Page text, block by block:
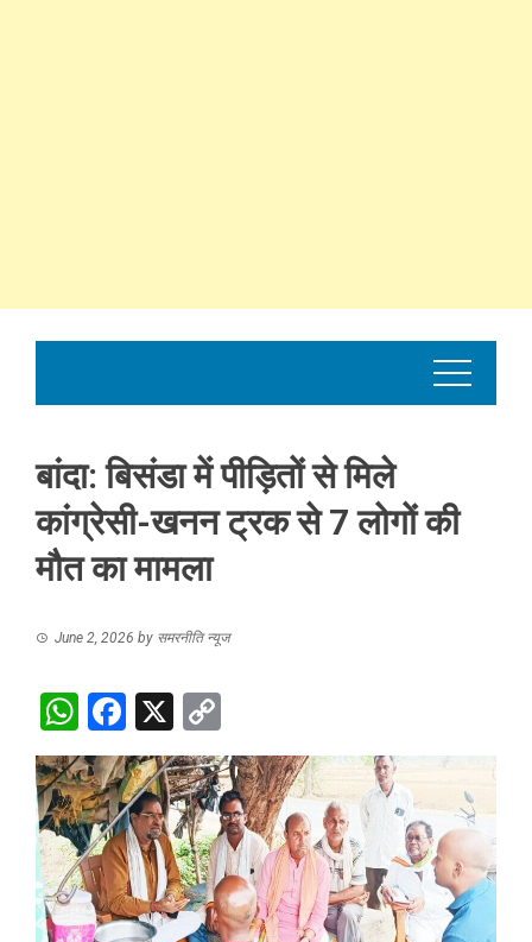
बांदा: बिसंडा में पीड़ितों से मिले
कांग्रेसी-खनन ट्रक से 7 लोगों की
मौत का मामला
June 2, 2026 by समरनीति न्यूज
WhatsApp
Facebook
X
Link